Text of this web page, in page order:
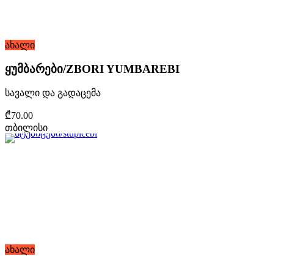
ახალი
ყუმბარები/ZBORI YUMBAREBI
სავალი და გადაცემა
₾70.00
თბილისი
ახალი